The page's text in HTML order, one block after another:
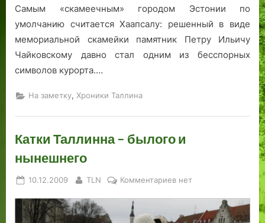
Самым «скамеечным» городом Эстонии по
умолчанию считается Хаапсалу: решенный в виде
мемориальной скамейки памятник Петру Ильичу
Чайковскому давно стал одним из бесспорных
символов курорта.…
На заметку, Хроники Таллина
Катки Таллинна – былого и
нынешнего
Posted
10.12.2009 By
TLN Комментариевк
Катки
Таллинна
нет